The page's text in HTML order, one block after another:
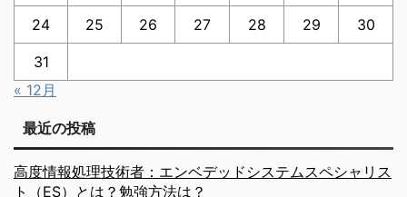
24 25 26 27 28 29 30
31
« 12月
最近の投稿
高度情報処理技術者：エンベデッドシステムスペシャリス
ト（ES）とは？勉強方法は？